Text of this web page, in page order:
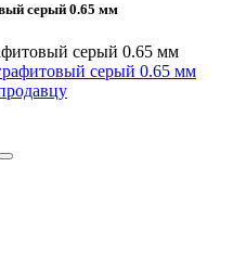
серый 0.65 мм
серый 0.65 мм